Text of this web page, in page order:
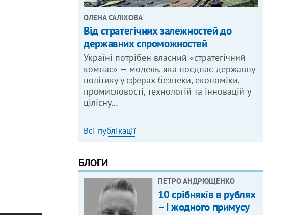
ОЛЕНА САЛІХОВА
Від стратегічних залежностей до
державних спроможностей
Україні потрібен власний «стратегічний
компас» — модель, яка поєднає державну
політику у сферах безпеки, економіки,
промисловості, технологій та інновацій у
цілісну…
Всі публікації
БЛОГИ
ПЕТРО АНДРЮЩЕНКО
10 срібняків в рублях
– і жодного примусу